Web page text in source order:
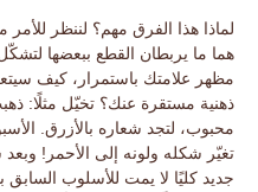
لماذا هذا الفرق مهم؟ لننظر للأمر
هما ما يربطان القطع ببعضها
مظهر علامتك باستمرار، كيف
ذهنية مستقرة عنك؟ تخيّل مثلًا:
محبوب، لتجد شعاره بالأزرق.
تغيّر شكله ولونه إلى الأحمر!
جديد كليًا لا يمت للأسلوب